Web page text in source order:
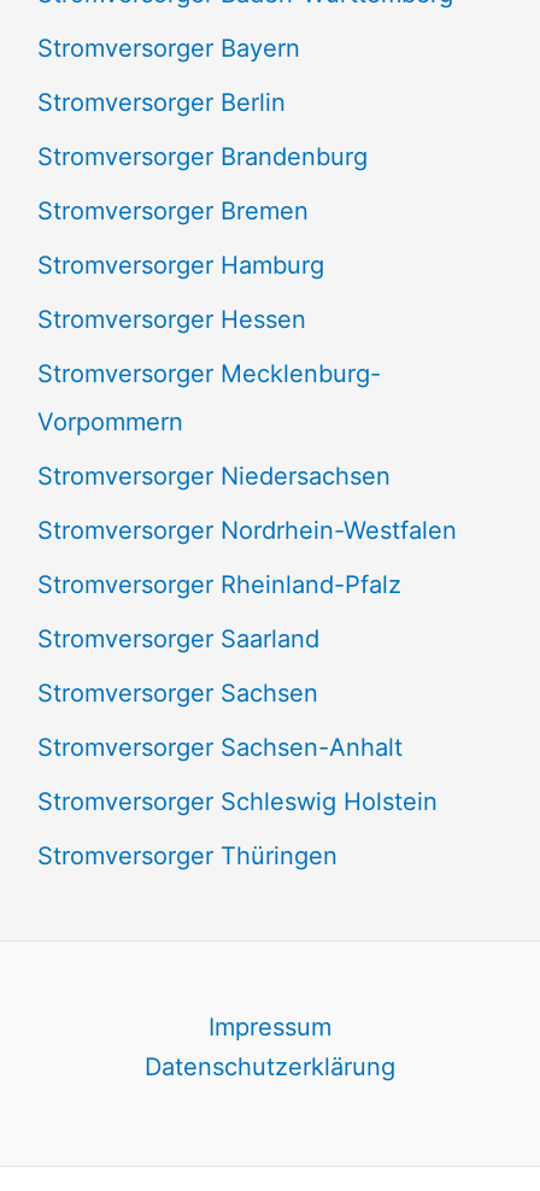
h
:
Stromversorger Bayern
Stromversorger Berlin
Stromversorger Brandenburg
Stromversorger Bremen
Stromversorger Hamburg
Stromversorger Hessen
Stromversorger Mecklenburg-
Vorpommern
Stromversorger Niedersachsen
Stromversorger Nordrhein-Westfalen
Stromversorger Rheinland-Pfalz
Stromversorger Saarland
Stromversorger Sachsen
Stromversorger Sachsen-Anhalt
Stromversorger Schleswig Holstein
Stromversorger Thüringen
Impressum
Datenschutzerklärung